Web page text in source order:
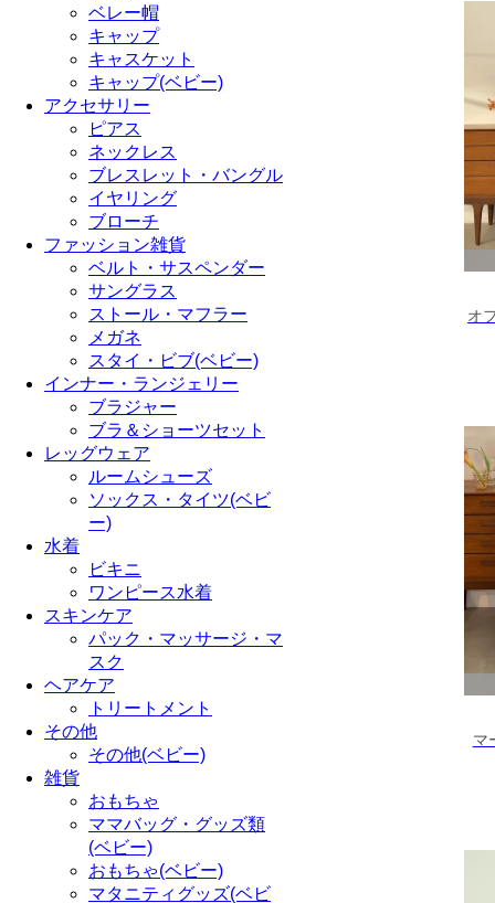
ベレー帽
キャップ
キャスケット
キャップ(ベビー)
アクセサリー
ピアス
ネックレス
ブレスレット・バングル
イヤリング
ブローチ
ファッション雑貨
ベルト・サスペンダー
サングラス
ストール・マフラー
メガネ
スタイ・ビブ(ベビー)
インナー・ランジェリー
ブラジャー
ブラ＆ショーツセット
レッグウェア
ルームシューズ
ソックス・タイツ(ベビ
ー)
水着
ビキニ
ワンピース水着
スキンケア
パック・マッサージ・マ
スク
ヘアケア
トリートメント
その他
その他(ベビー)
雑貨
おもちゃ
ママバッグ・グッズ類
(ベビー)
おもちゃ(ベビー)
マタニティグッズ(ベビ
オ
マ